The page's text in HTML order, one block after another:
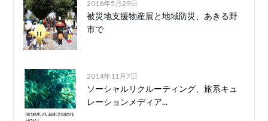
2018年5月29日
被災地支援物産展と地域防災、あきる野
市で
2014年11月7日
ソーシャルリクルーティング、旅系キュ
レーションメディア...